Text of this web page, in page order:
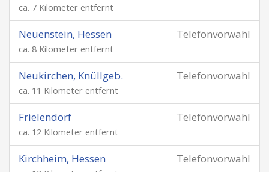
ca. 7 Kilometer entfernt
Telefonvorwahl
Neuenstein, Hessen
ca. 8 Kilometer entfernt
Telefonvorwahl
Neukirchen, Knüllgeb.
ca. 11 Kilometer entfernt
Telefonvorwahl
Frielendorf
ca. 12 Kilometer entfernt
Telefonvorwahl
Kirchheim, Hessen